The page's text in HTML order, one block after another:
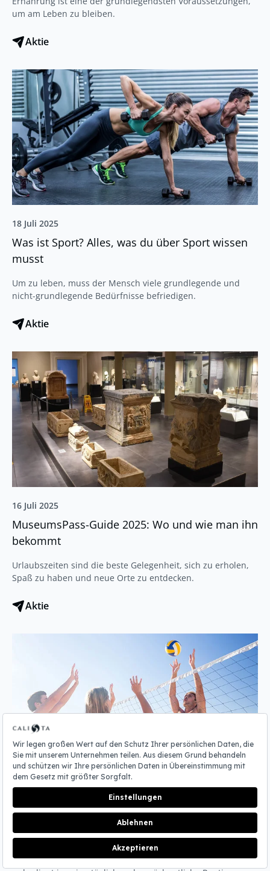
um am Leben zu bleiben.
Aktie
18 Juli 2025
Was ist Sport? Alles, was du über Sport wissen
musst
Um zu leben, muss der Mensch viele grundlegende und
nicht-grundlegende Bedürfnisse befriedigen.
Aktie
16 Juli 2025
MuseumsPass-Guide 2025: Wo und wie man ihn
bekommt
Urlaubszeiten sind die beste Gelegenheit, sich zu erholen,
Spaß zu haben und neue Orte zu entdecken.
Aktie
10 Juli 2025
Beachvolleyball-Guide: Regeln, Spieleranzahl
Sport ist unglaublich wichtig für einen gesunden und fitten
Körper. Jeder sollte die Sportart, die ihn interessiert,
Reservierung